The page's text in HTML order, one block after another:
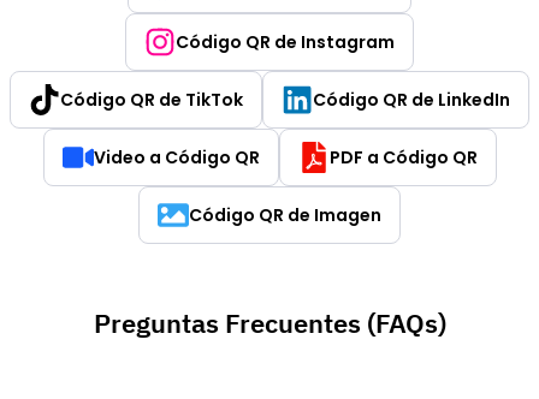
Código QR de Instagram
Código QR de TikTok Código QR de LinkedIn
Video a Código QR PDF a Código QR
Código QR de Imagen
Preguntas Frecuentes (FAQs)